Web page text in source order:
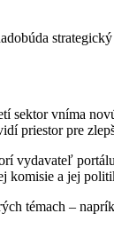
sektor vníma
priestor pre
vydavateľ portálu
komisie a jej
témach –